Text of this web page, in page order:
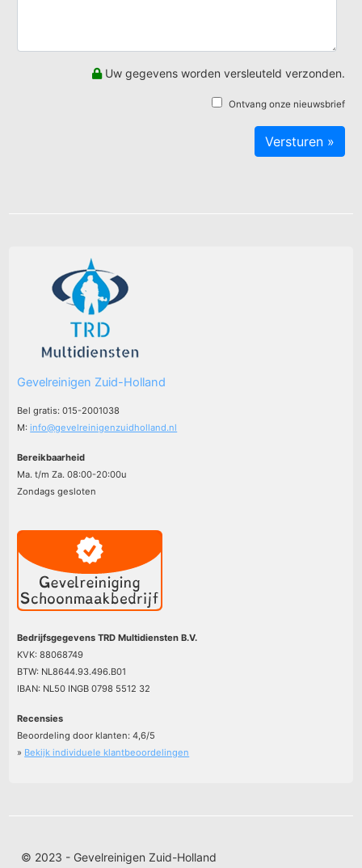
Uw gegevens worden versleuteld verzonden.
Ontvang onze nieuwsbrief
Gevelreinigen Zuid-Holland
Bel gratis: 015-2001038
M:info@gevelreinigenzuidholland.nl
Bereikbaarheid
Ma. t/m Za. 08:00-20:00u
Zondags gesloten
Bedrijfsgegevens TRD Multidiensten B.V.
KVK: 88068749
BTW: NL8644.93.496.B01
IBAN: NL50 INGB 0798 5512 32
Recensies
Beoordeling door klanten:4,6/5
» Bekijk individuele klantbeoordelingen
© 2023 - Gevelreinigen Zuid-Holland